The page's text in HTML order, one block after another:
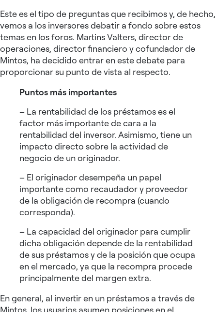
Este es el tipo de preguntas que recibimos y, de hecho,
vemos a los inversores debatir a fondo sobre estos
temas en los foros. Martins Valters, director de
operaciones, director financiero y cofundador de
Mintos, ha decidido entrar en este debate para
proporcionar su punto de vista al respecto.
Puntos más importantes
– La rentabilidad de los préstamos es el
factor más importante de cara a la
rentabilidad del inversor. Asimismo, tiene un
impacto directo sobre la actividad de
negocio de un originador.
– El originador desempeña un papel
importante como recaudador y proveedor
de la obligación de recompra (cuando
corresponda).
– La capacidad del originador para cumplir
dicha obligación depende de la rentabilidad
de sus préstamos y de la posición que ocupa
en el mercado, ya que la recompra procede
principalmente del margen extra.
En general, al invertir en un préstamos a través de
Mintos, los usuarios asumen posiciones en el